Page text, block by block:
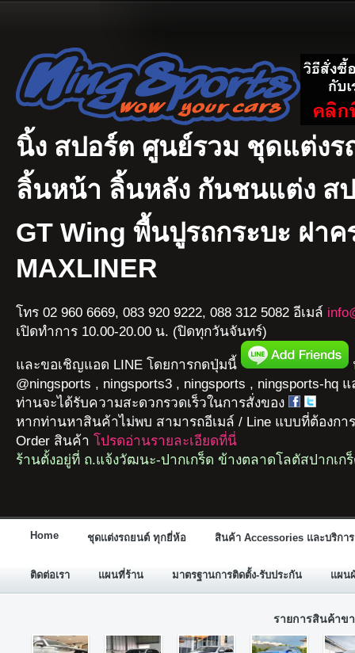
นิ้ง สปอร์ต ศูนย์รวม ชุดแต่งร
ลิ้นหน้า ลิ้นหลัง กันชนแต่ง สป
GT Wing พื้นปูรถกระบะ ฝาค
MAXLINER
โทร 02 960 6669, 083 920 9222, 088 312 5082 อีเมล์
เปิดทำการ 10.00-20.00 น. (ปิดทุกวันจันทร์)
และขอเชิญแอด LINE โดยการกดปุ่มนี้
@ningsports , ningsports3 , ningsports , ningsports-hq
ท่านจะได้รับความสะดวกรวดเร็วในการสั่งของ
หากท่านหาสินค้าไม่พบ สามารถอีเมล์ / Line แบบที่ต้องกา
Order สินค้า โปรดอ่านรายละเอียดที่นี่
ร้านตั้งอยู่ที่ ถ.แจ้งวัฒนะ-ปากเกร็ด ข้างตลาดโลตัสปากเก
Home ชุดแต่งรถยนต์ ทุกยี่ห้อ สินค้า Accessories และบริการ
ติดต่อเรา แผนที่ร้าน มาตรฐานการติดตั้ง-รับประกัน แผน
รายการสินค้าข